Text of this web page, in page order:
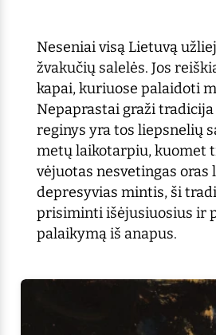
Neseniai visą Lietuvą
žvakučių salelės. Jos
kapai, kuriuose palaidoti
Nepaprastai graži
reginys yra tos liepsnelių
metų laikotarpiu, kuomet
vėjuotas nesvetingas
depresyvias mintis, ši
prisiminti išėjusiuosius ir
palaikymą iš anapus.